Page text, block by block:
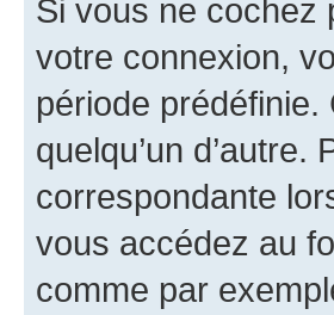
Si vous ne cochez
votre connexion,
période prédéfinie.
quelqu’un
correspondante
vous accédez au
comme par